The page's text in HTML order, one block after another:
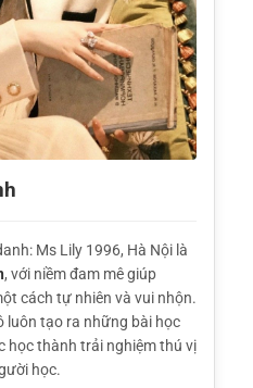
Ms Lily 1996, Hà Nội là
, với niềm đam mê giúp
cách tự nhiên và vui nhộn.
luôn tạo ra những bài học
học thành trải nghiệm thú vị
học.